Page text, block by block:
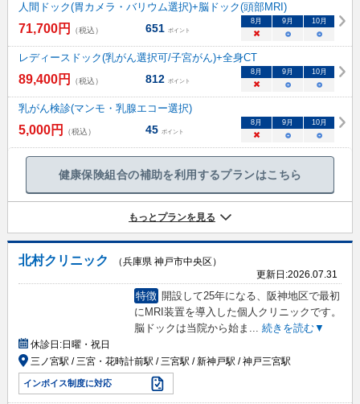
人間ドック(胃カメラ・バリウム選択)+脳ドック(頭部MRI)
71,700円 （税込） 651 ポイント
8月 9月 10月
× ○ ○
レディースドック(乳がん選択可/子宮がん)+全身CT
89,400円 （税込） 812 ポイント
8月 9月 10月
× ○ ○
乳がん検診(マンモ・乳腺エコー選択)
5,000円 （税込） 45 ポイント
8月 9月 10月
× ○ ○
健康保険組合の補助を利用するプランはこちら
もっとプランを見る
北村クリニック
（兵庫県 神戸市中央区）
更新日:2026.07.31
特徴 開設して25年になる、阪神地区で最初
にMRI装置を導入した個人クリニックです。
脳ドックは当院から始ま
続きを読む▼
休診日:日曜・祝日
三ノ宮駅 / 三宮・花時計前駅 / 三宮駅 / 新神戸駅 / 神戸三宮駅
インボイス制度に対応